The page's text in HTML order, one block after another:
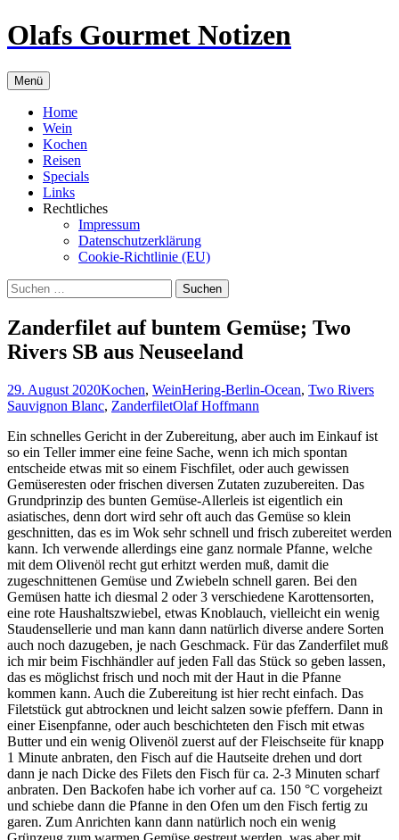
Zum
Inhalt
Olafs Gourmet Notizen
Menü
Home
Wein
Kochen
Reisen
Specials
Links
Rechtliches
Impressum
Datenschutzerklärung
Cookie-Richtlinie (EU)
Suchen
nach:
Zanderfilet auf buntem Gemüse; Two
Rivers SB aus Neuseeland
29. August 2020Kochen, WeinHering-Berlin-Ocean, Two Rivers
Sauvignon Blanc, ZanderfiletOlaf Hoffmann
Ein schnelles Gericht in der Zubereitung, aber auch im Einkauf ist
so ein Teller immer eine feine Sache, wenn ich mich spontan
entscheide etwas mit so einem Fischfilet, oder auch gewissen
Gemüseresten oder frischen diversen Zutaten zuzubereiten. Das
Grundprinzip des bunten Gemüse-Allerleis ist eigentlich ein
asiatisches, denn dort wird sehr oft auch das Gemüse so klein
geschnitten, das es im Wok sehr schnell und frisch zubereitet werden
kann. Ich verwende allerdings eine ganz normale Pfanne, welche
mit dem Olivenöl recht gut erhitzt werden muß, damit die
zugeschnittenen Gemüse und Zwiebeln schnell garen. Bei den
Gemüsen hatte ich diesmal 2 oder 3 verschiedene Karottensorten,
eine rote Haushaltszwiebel, etwas Knoblauch, vielleicht ein wenig
Staudensellerie und man kann dann natürlich diverse andere Sorten
auch noch dazugeben, je nach Geschmack. Für das Zanderfilet muß
ich mir beim Fischhändler auf jeden Fall das Stück so geben lassen,
das es möglichst frisch und noch mit der Haut in die Pfanne
kommen kann. Auch die Zubereitung ist hier recht einfach. Das
Filetstück gut abtrocknen und leicht salzen sowie pfeffern. Dann in
einer Eisenpfanne, oder auch beschichteten den Fisch mit etwas
Butter und ein wenig Olivenöl zuerst auf der Fleischseite für knapp
1 Minute anbraten, den Fisch auf die Hautseite drehen und dort
dann je nach Dicke des Filets den Fisch für ca. 2-3 Minuten scharf
anbraten. Den Backofen habe ich vorher auf ca. 150 °C vorgeheizt
und schiebe dann die Pfanne in den Ofen um den Fisch fertig zu
garen. Zum Anrichten kann dann natürlich noch ein wenig